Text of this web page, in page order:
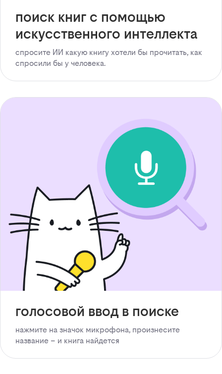
поиск книг с помощью
искусственного интеллекта
спросите ИИ какую книгу хотели бы прочитать, как
спросили бы у человека.
голосовой ввод в поиске
нажмите на значок микрофона, произнесите
название – и книга найдется